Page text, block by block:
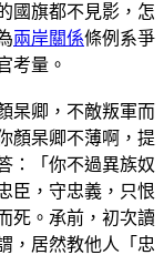
國旗都不見影，怎
兩岸關係條例系爭
考量。
杲卿，不敵叛軍而
顏杲卿不薄啊，提
：「你不過異族奴
臣，守忠義，只恨
死。承前，初次讀
，居然教他人「忠